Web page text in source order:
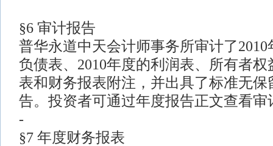
§6 审计报告
普华永道中天会计师事务所审计了2010
负债表、2010年度的利润表、所有者
表和财务报表附注，并出具了标准无保
告。投资者可通过年度报告正文查看审
-
§7 年度财务报表